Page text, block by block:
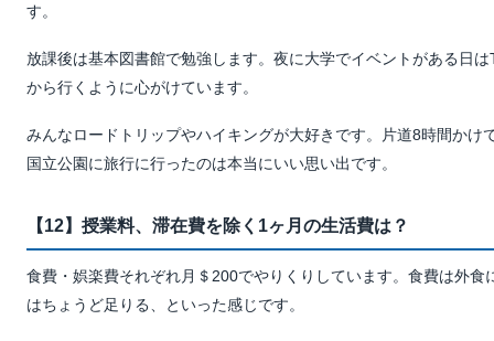
す。
放課後は基本図書館で勉強します。夜に大学でイベントがある日
から行くように心がけています。
みんなロードトリップやハイキングが大好きです。片道8時間かけ
国立公園に旅行に行ったのは本当にいい思い出です。
【12】授業料、滞在費を除く1ヶ月の生活費は？
食費・娯楽費それぞれ月＄200でやりくりしています。食費は外食
はちょうど足りる、といった感じです。